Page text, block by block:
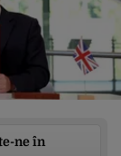
ne în